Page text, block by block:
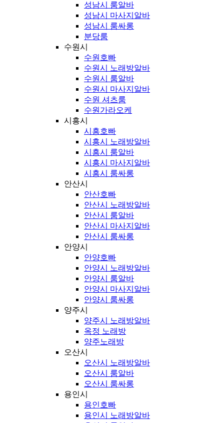
성남시 룸알바
성남시 마사지알바
성남시 룸싸롱
분당룸
수원시
수원호빠
수원시 노래방알바
수원시 룸알바
수원시 마사지알바
수원 셔츠룸
수원가라오케
시흥시
시흥호빠
시흥시 노래방알바
시흥시 룸알바
시흥시 마사지알바
시흥시 룸싸롱
안산시
안산호빠
안산시 노래방알바
안산시 룸알바
안산시 마사지알바
안산시 룸싸롱
안양시
안양호빠
안양시 노래방알바
안양시 룸알바
안양시 마사지알바
안양시 룸싸롱
양주시
양주시 노래방알바
옥정 노래방
양주노래방
오산시
오산시 노래방알바
오산시 룸알바
오산시 룸싸롱
용인시
용인호빠
용인시 노래방알바